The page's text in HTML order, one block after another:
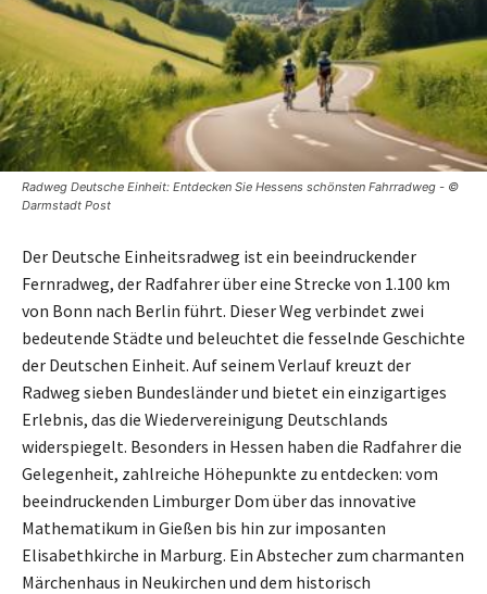
Radweg Deutsche Einheit: Entdecken Sie Hessens schönsten Fahrradweg - ©
Darmstadt Post
Der Deutsche Einheitsradweg ist ein beeindruckender
Fernradweg, der Radfahrer über eine Strecke von 1.100 km
von Bonn nach Berlin führt. Dieser Weg verbindet zwei
bedeutende Städte und beleuchtet die fesselnde Geschichte
der Deutschen Einheit. Auf seinem Verlauf kreuzt der
Radweg sieben Bundesländer und bietet ein einzigartiges
Erlebnis, das die Wiedervereinigung Deutschlands
widerspiegelt. Besonders in Hessen haben die Radfahrer die
Gelegenheit, zahlreiche Höhepunkte zu entdecken: vom
beeindruckenden Limburger Dom über das innovative
Mathematikum in Gießen bis hin zur imposanten
Elisabethkirche in Marburg. Ein Abstecher zum charmanten
Märchenhaus in Neukirchen und dem historisch